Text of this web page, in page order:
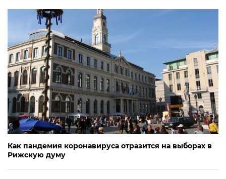
Как пандемия коронавируса отразится на выборах в
Рижскую думу